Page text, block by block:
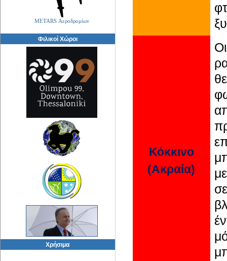
METARS Αεροδρομίων
Φιλικοί Χώροι
Χρήσιμα
Κόκκινο
(Ακραία)